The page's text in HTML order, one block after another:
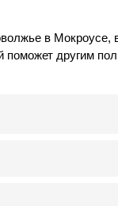
в
другим